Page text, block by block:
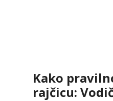
Kako
rajčicu: